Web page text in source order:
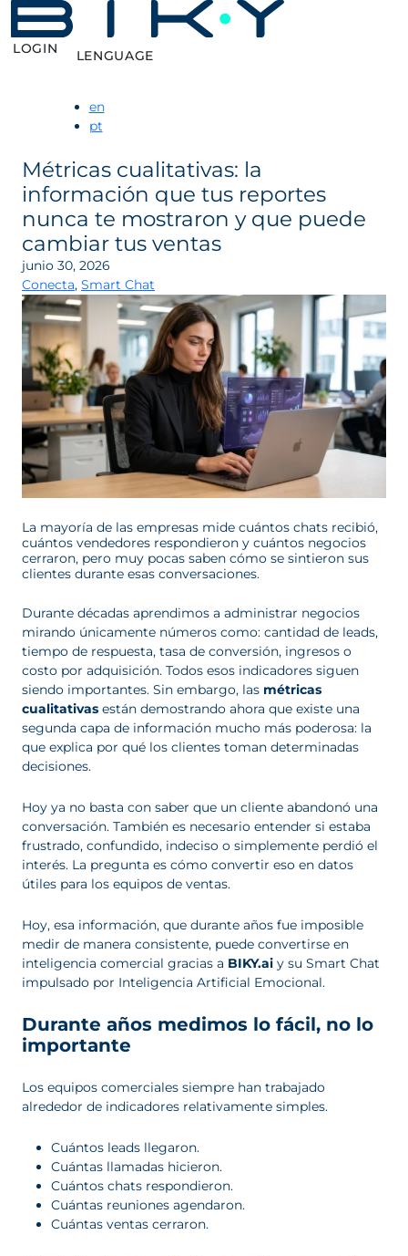
LOGIN LENGUAGE
en
pt
Métricas cualitativas: la
información que tus reportes
nunca te mostraron y que puede
cambiar tus ventas
junio 30, 2026
Conecta, Smart Chat
La mayoría de las empresas mide cuántos chats recibió,
cuántos vendedores respondieron y cuántos negocios
cerraron, pero muy pocas saben cómo se sintieron sus
clientes durante esas conversaciones.
Durante décadas aprendimos a administrar negocios
mirando únicamente números como: cantidad de leads,
tiempo de respuesta, tasa de conversión, ingresos o
costo por adquisición. Todos esos indicadores siguen
siendo importantes. Sin embargo, las métricas
cualitativas están demostrando ahora que existe una
segunda capa de información mucho más poderosa: la
que explica por qué los clientes toman determinadas
decisiones.
Hoy ya no basta con saber que un cliente abandonó una
conversación. También es necesario entender si estaba
frustrado, confundido, indeciso o simplemente perdió el
interés. La pregunta es cómo convertir eso en datos
útiles para los equipos de ventas.
Hoy, esa información, que durante años fue imposible
medir de manera consistente, puede convertirse en
inteligencia comercial gracias a BIKY.ai y su Smart Chat
impulsado por Inteligencia Artificial Emocional.
Durante años medimos lo fácil, no lo
importante
Los equipos comerciales siempre han trabajado
alrededor de indicadores relativamente simples.
Cuántos leads llegaron.
Cuántas llamadas hicieron.
Cuántos chats respondieron.
Cuántas reuniones agendaron.
Cuántas ventas cerraron.